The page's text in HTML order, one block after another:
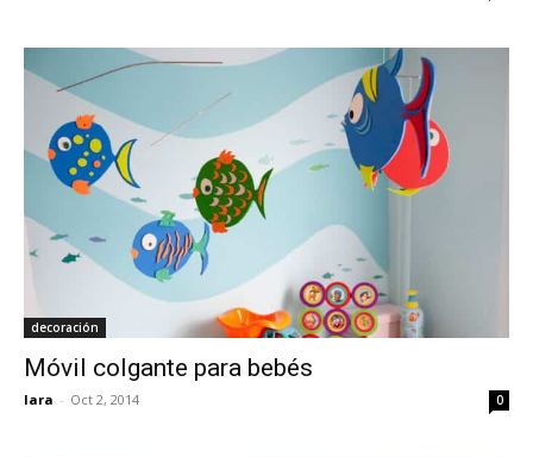
decoración
Móvil colgante para bebés
lara - Oct 2, 2014 0